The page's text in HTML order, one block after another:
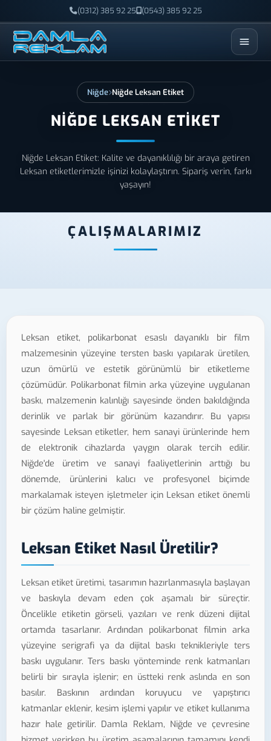
(0312) 385 92 25 (0543) 385 92 25
ESC
Niğde Niğde Leksan Etiket
NIĞDE LEKSAN ETIKET
Niğde Leksan Etiket: Kalite ve dayanıklılığı bir araya getiren
Leksan etiketlerimizle işinizi kolaylaştırın. Sipariş verin, farkı
yaşayın!
ÇALIŞMALARIMIZ
Leksan etiket, polikarbonat esaslı dayanıklı bir film
malzemesinin yüzeyine tersten baskı yapılarak üretilen,
uzun ömürlü ve estetik görünümlü bir etiketleme
çözümüdür. Polikarbonat filmin arka yüzeyine uygulanan
baskı, malzemenin kalınlığı sayesinde önden bakıldığında
derinlik ve parlak bir görünüm kazandırır. Bu yapısı
sayesinde Leksan etiketler, hem sanayi ürünlerinde hem
de elektronik cihazlarda yaygın olarak tercih edilir.
Niğde'de üretim ve sanayi faaliyetlerinin arttığı bu
dönemde, ürünlerini kalıcı ve profesyonel biçimde
markalamak isteyen işletmeler için Leksan etiket önemli
bir çözüm haline gelmiştir.
Leksan Etiket Nasıl Üretilir?
Leksan etiket üretimi, tasarımın hazırlanmasıyla başlayan
ve baskıyla devam eden çok aşamalı bir süreçtir.
Öncelikle etiketin görseli, yazıları ve renk düzeni dijital
ortamda tasarlanır. Ardından polikarbonat filmin arka
yüzeyine serigrafi ya da dijital baskı teknikleriyle ters
baskı uygulanır. Ters baskı yönteminde renk katmanları
belirli bir sırayla işlenir; en üstteki renk aslında en son
basılır. Baskının ardından koruyucu ve yapıştırıcı
katmanlar eklenir, kesim işlemi yapılır ve etiket kullanıma
hazır hale getirilir. Damla Reklam, Niğde ve çevresine